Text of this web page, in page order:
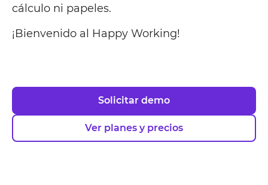
cálculo ni papeles.
¡Bienvenido al Happy Working!
Solicitar demo
Ver planes y precios